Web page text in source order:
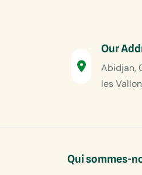
Our
Abidjan,
les
Qui sommes-